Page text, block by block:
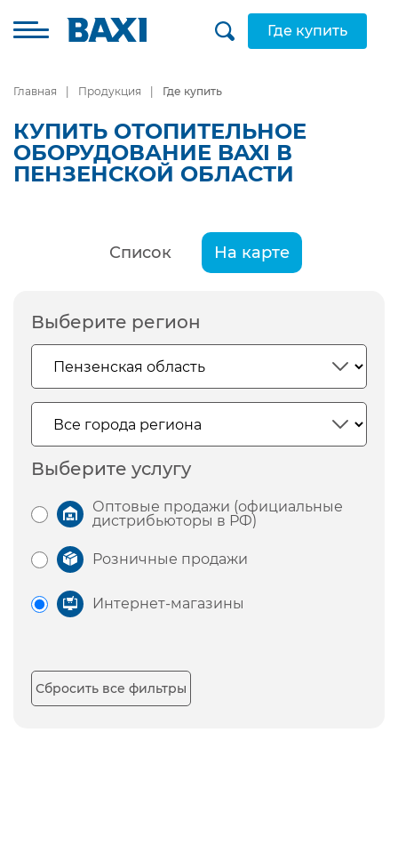
Где купить
Главная Продукция Где купить
КУПИТЬ ОТОПИТЕЛЬНОЕ
ОБОРУДОВАНИЕ BAXI В
ПЕНЗЕНСКОЙ ОБЛАСТИ
Список На карте
Выберите регион
Выберите услугу
Оптовые продажи (официальные
дистрибьюторы в РФ)
Розничные продажи
Интернет-магазины
Сбросить все фильтры